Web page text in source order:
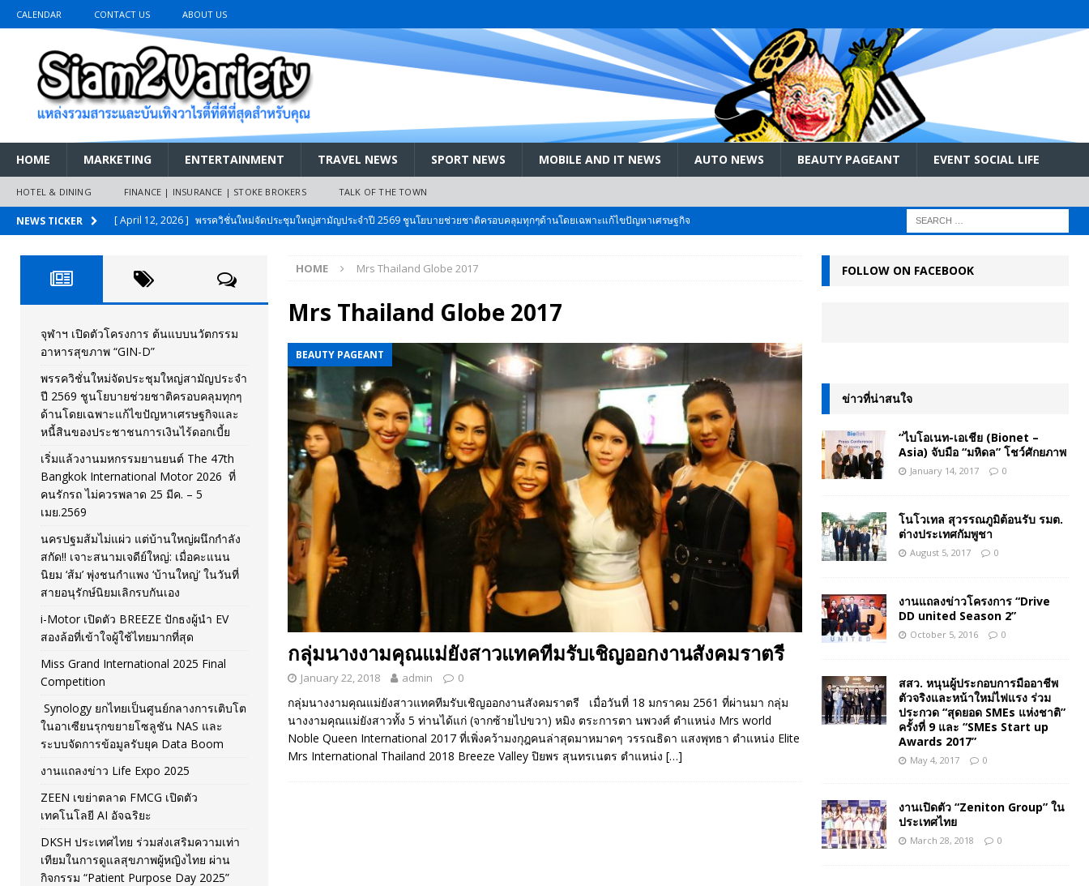
CALENDAR CONTACT US ABOUT US
HOME MARKETING ENTERTAINMENT TRAVEL NEWS SPORT NEWS MOBILE AND IT NEWS AUTO NEWS BEAUTY PAGEANT EVENT SOCIAL LIFE
HOTEL & DINING FINANCE | INSURANCE | STOKE BROKERS TALK OF THE TOWN
NEWS TICKER [ April 12, 2026 ] พรรควิชั่นใหม่จัดประชุมใหญ่สามัญประจำปี 2569 ชูนโยบายช่วยชาติครอบคลุมทุกๆด้านโดยเฉพาะแก้ไขปัญหาเศรษฐกิจ
[ March 26, 2026 ]
เริ่มแล้วงานมหกรรมยานยนต์ The 47th Bangkok International Motor 2026 ที่คนรักรถ ไม่ควรพลาด 25 มีค. – 5
เมย.2569
AUTO NEWS
[ February 10, 2026 ] นครปฐมส้มไม่แผ่ว แต่บ้านใหญ่ผนึกกำลัง สกัด!! เจาะสนามเจดีย์ใหญ่: เมื่อคะแนนนิยม ‘ส้ม’ พุ่งชนกำแพง ‘บ้านใหญ่’ ใน
วันที่สายอนุรักษ์นิยมเลิกรบกันเอง
PR NEWS
[ November 26, 2025 ] i-Motor เปิดตัว BREEZE ปักธงผู้นำ EV สองล้อที่เข้าใจผู้ใช้ไทยมากที่สุด
AUTO NEWS
[ April 30, 2026 ] จุฬาฯ เปิดตัวโครงการ ต้นแบบนวัตกรรมอาหารสุขภาพ “GIN-D” EVENT SOCIAL LIFE
HOME Mrs Thailand Globe 2017
Mrs Thailand Globe 2017
BEAUTY PAGEANT
กลุ่มนางงามคุณแม่ยังสาวแทคทีมรับเชิญออกงานสังคมราตรี
January 22, 2018 admin 0
กลุ่มนางงามคุณแม่ยังสาวแทคทีมรับเชิญออกงานสังคมราตรี เมื่อวันที่ 18 มกราคม 2561 ที่ผ่านมา กลุ่ม
นางงามคุณแม่ยังสาวทั้ง 5 ท่านได้แก่ (จากซ้ายไปขวา) หมิง ตระการตา นพวงศ์ ตำแหน่ง Mrs world
Noble Queen International 2017 ที่เพิ่งคว้ามงกุฎคนล่าสุดมาหมาดๆ วรรณธิดา แสงพุทธา ตำแหน่ง Elite
Mrs International Thailand 2018 Breeze Valley ปิยพร สุนทรเนตร ตำแหน่ง […]
จุฬาฯ เปิดตัวโครงการ ต้นแบบนวัตกรรม
อาหารสุขภาพ “GIN-D”
พรรควิชั่นใหม่จัดประชุมใหญ่สามัญประจำ
ปี 2569 ชูนโยบายช่วยชาติครอบคลุมทุกๆ
ด้านโดยเฉพาะแก้ไขปัญหาเศรษฐกิจและ
หนี้สินของประชาชนการเงินไร้ดอกเบี้ย
เริ่มแล้วงานมหกรรมยานยนต์ The 47th
Bangkok International Motor 2026 ที่
คนรักรถ ไม่ควรพลาด 25 มีค. – 5
เมย.2569
นครปฐมส้มไม่แผ่ว แต่บ้านใหญ่ผนึกกำลัง
สกัด!! เจาะสนามเจดีย์ใหญ่: เมื่อคะแนน
นิยม ‘ส้ม’ พุ่งชนกำแพง ‘บ้านใหญ่’ ในวันที่
สายอนุรักษ์นิยมเลิกรบกันเอง
i-Motor เปิดตัว BREEZE ปักธงผู้นำ EV
สองล้อที่เข้าใจผู้ใช้ไทยมากที่สุด
Miss Grand International 2025 Final
Competition
Synology ยกไทยเป็นศูนย์กลางการเติบโต
ในอาเซียนรุกขยายโซลูชัน NAS และ
ระบบจัดการข้อมูลรับยุค Data Boom
งานแถลงข่าว Life Expo 2025
ZEEN เขย่าตลาด FMCG เปิดตัว
เทคโนโลยี AI อัจฉริยะ
DKSH ประเทศไทย ร่วมส่งเสริมความเท่า
เทียมในการดูแลสุขภาพผู้หญิงไทย ผ่าน
กิจกรรม “Patient Purpose Day 2025”
FOLLOW ON FACEBOOK
ข่าวที่น่าสนใจ
“ไบโอเนท-เอเชีย (Bionet –
Asia) จับมือ “มหิดล” โชว์ศักยภาพ
January 14, 2017 0
โนโวเทล สุวรรณภูมิต้อนรับ รมต.
ต่างประเทศกัมพูชา
August 5, 2017 0
งานแถลงข่าวโครงการ “Drive
DD united Season 2”
October 5, 2016 0
สสว. หนุนผู้ประกอบการมืออาชีพ
ตัวจริงและหน้าใหม่ไฟแรง ร่วม
ประกวด “สุดยอด SMEs แห่งชาติ”
ครั้งที่ 9 และ “SMEs Start up
Awards 2017”
May 4, 2017 0
งานเปิดตัว “Zeniton Group” ใน
ประเทศไทย
March 28, 2018 0